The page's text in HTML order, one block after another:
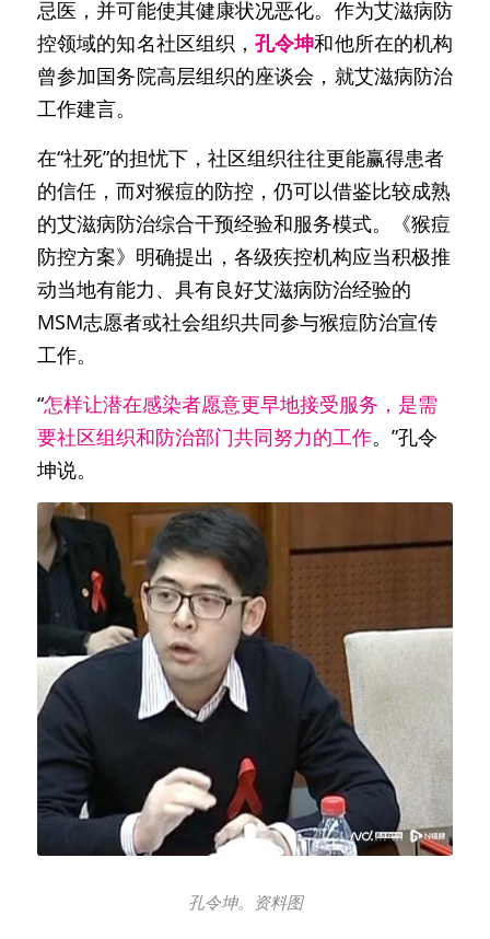
忌医，并可能使其健康状况恶化。作为艾滋病防
控领域的知名社区组织，孔令坤和他所在的机构
曾参加国务院高层组织的座谈会，就艾滋病防治
工作建言。
在“社死”的担忧下，社区组织往往更能赢得患者
的信任，而对猴痘的防控，仍可以借鉴比较成熟
的艾滋病防治综合干预经验和服务模式。《猴痘
防控方案》明确提出，各级疾控机构应当积极推
动当地有能力、具有良好艾滋病防治经验的
MSM志愿者或社会组织共同参与猴痘防治宣传
工作。
“怎样让潜在感染者愿意更早地接受服务，是需
要社区组织和防治部门共同努力的工作。”孔令
坤说。
孔令坤。资料图